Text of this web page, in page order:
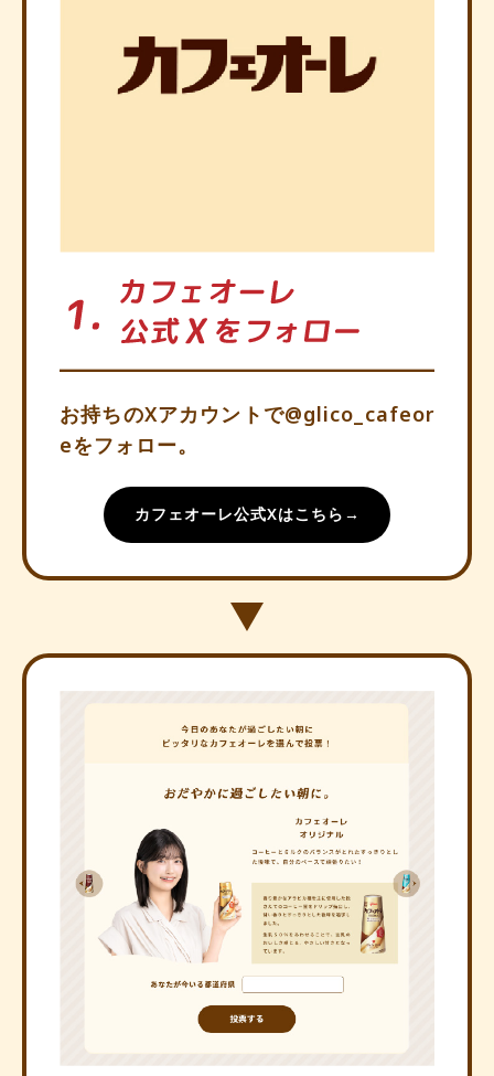
お持ちのXアカウントで@glico_cafeor
eをフォロー。
カフェオーレ公式Xはこちら→